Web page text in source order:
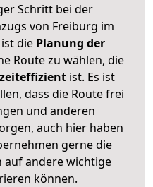
Schritt bei der
von Freiburg im
diePlanung der
Route zu wählen, die
zeiteffizientist. Es ist
dass die Route frei
und anderen
auch hier haben
gerne die
auf andere wichtige
können.